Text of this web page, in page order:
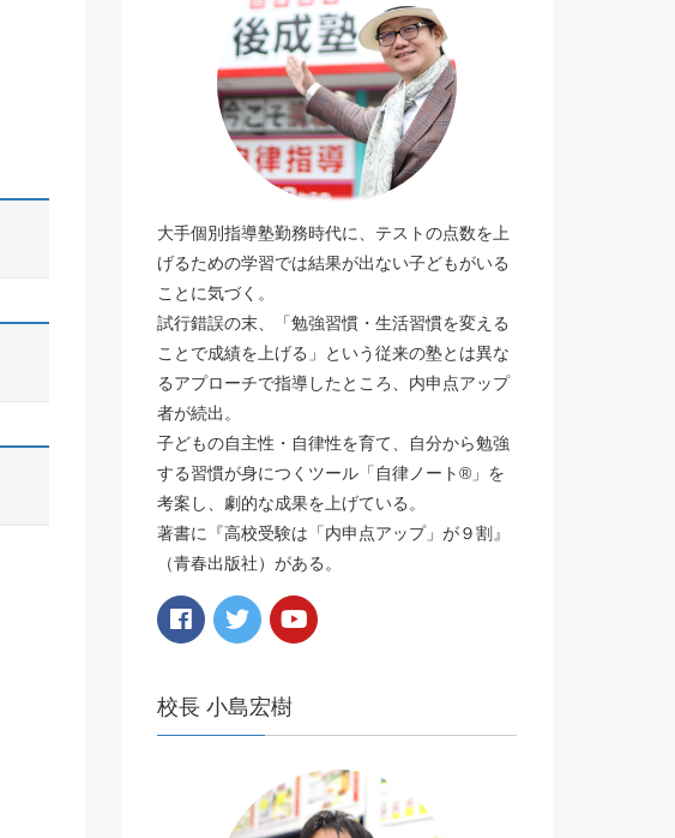
大手個別指導塾勤務時代に、テストの点数を上
げるための学習では結果が出ない子どもがいる
ことに気づく。
試行錯誤の末、「勉強習慣・生活習慣を変える
ことで成績を上げる」という従来の塾とは異な
るアプローチで指導したところ、内申点アップ
者が続出。
子どもの自主性・自律性を育て、自分から勉強
する習慣が身につくツール「自律ノート®️」を
考案し、劇的な成果を上げている。
著書に『高校受験は「内申点アップ」が９割』
（青春出版社）がある。
校長 小島宏樹